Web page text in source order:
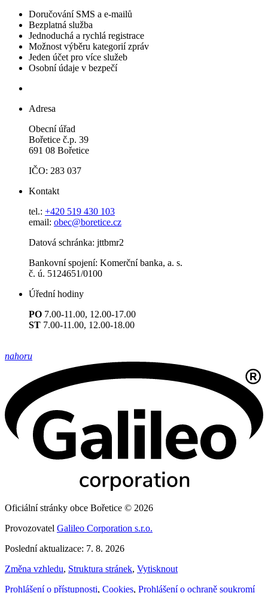
Doručování SMS a e-mailů
Bezplatná služba
Jednoduchá a rychlá registrace
Možnost výběru kategorií zpráv
Jeden účet pro více služeb
Osobní údaje v bezpečí
Adresa
Obecní úřad
Bořetice č.p. 39
691 08 Bořetice
IČO: 283 037
Kontakt
tel.: +420 519 430 103
email: obec@boretice.cz
Datová schránka: jttbmr2
Bankovní spojení: Komerční banka, a. s.
č. ú. 5124651/0100
Úřední hodiny
PO 7.00-11.00, 12.00-17.00
ST 7.00-11.00, 12.00-18.00
nahoru
Oficiální stránky obce Bořetice © 2026
Provozovatel Galileo Corporation s.r.o.
Poslední aktualizace: 7. 8. 2026
Změna vzhledu, Struktura stránek, Vytisknout
Prohlášení o přístupnosti, Cookies, Prohlášení o ochraně soukromí